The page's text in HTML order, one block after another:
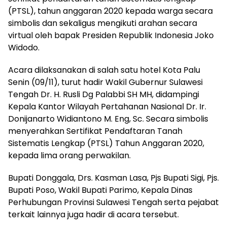
(PTSL), tahun anggaran 2020 kepada warga secara
simbolis dan sekaligus mengikuti arahan secara
virtual oleh bapak Presiden Republik Indonesia Joko
Widodo.
Acara dilaksanakan di salah satu hotel Kota Palu
Senin (09/11), turut hadir Wakil Gubernur Sulawesi
Tengah Dr. H. Rusli Dg Palabbi SH MH, didampingi
Kepala Kantor Wilayah Pertahanan Nasional Dr. Ir.
Donijanarto Widiantono M. Eng, Sc. Secara simbolis
menyerahkan Sertifikat Pendaftaran Tanah
Sistematis Lengkap (PTSL) Tahun Anggaran 2020,
kepada lima orang perwakilan.
Bupati Donggala, Drs. Kasman Lasa, Pjs Bupati Sigi, Pjs.
Bupati Poso, Wakil Bupati Parimo, Kepala Dinas
Perhubungan Provinsi Sulawesi Tengah serta pejabat
terkait lainnya juga hadir di acara tersebut.